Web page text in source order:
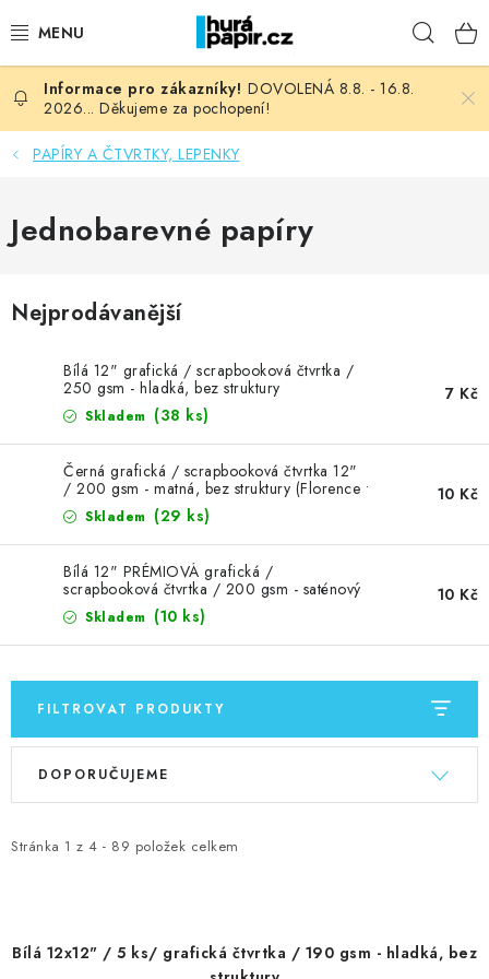
na
NOVINKY
HURÁ DÍLNA
KURZY NATY LYSAK
OBLÍBENÉ ♥️
MOJE OBJEDNÁVKA
ZNAČKY
Doprava Kontakty Moje objednávka
Hodnocení obchodu
Obchodní podmínky
Podmínky ochrany osobních údajů
Ověřování recenzí
Jak nakupovat
DOVOLENÁ 8.8. - 16.8.
2026... Děkujeme za pochopení!
PAPÍRY A ČTVRTKY, LEPENKY
Jednobarevné papíry
Nejprodávanější
Bílá 12" grafická / scrapbooková čtvrtka /
250 gsm - hladká, bez struktury
Skladem (38 ks)
7 Kč
Černá grafická / scrapbooková čtvrtka 12"
/ 200 gsm - matná, bez struktury (Florence •
Cardstock Paper Smooth 12x12" 200g
Black )Skladem (29 ks)
10 Kč
Bílá 12" PRÉMIOVÁ grafická /
scrapbooková čtvrtka / 200 gsm - saténový
povrchSkladem (10 ks)
10 Kč
FILTROVAT PRODUKTY
V
i
r
Stránka 1 z 4 - 89 položek celkem
Ř
e
p
DOPORUČUJEME
Bílá 12x12" / 5 ks/ grafická čtvrtka / 190 gsm - hladká, bez